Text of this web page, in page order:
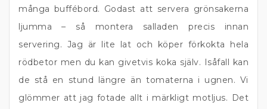
många buffébord. Godast att servera grönsakerna
ljumma – så montera salladen precis innan
servering. Jag är lite lat och köper förkokta hela
rödbetor men du kan givetvis koka själv. Isåfall kan
de stå en stund längre än tomaterna i ugnen. Vi
glömmer att jag fotade allt i märkligt motljus. Det